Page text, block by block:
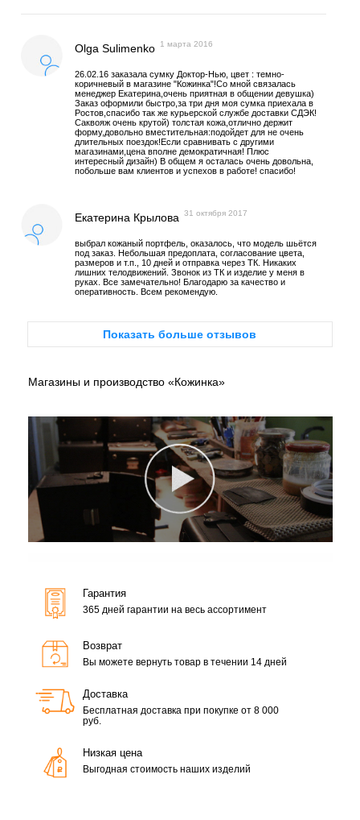
Olga Sulimenko 1 марта 2016
26.02.16 заказала сумку Доктор-Нью, цвет : темно-
коричневый в магазине "Кожинка"!Со мной связалась
менеджер Екатерина,очень приятная в общении девушка)
Заказ оформили быстро,за три дня моя сумка приехала в
Ростов,спасибо так же курьерской службе доставки СДЭК!
Саквояж очень крутой) толстая кожа,отлично держит
форму,довольно вместительная:подойдет для не очень
длительных поездок!Если сравнивать с другими
магазинами,цена вполне демократичная! Плюс
интересный дизайн) В общем я осталась очень довольна,
побольше вам клиентов и успехов в работе! спасибо!
Екатерина Крылова 31 октября 2017
выбрал кожаный портфель, оказалось, что модель шьётся
под заказ. Небольшая предоплата, согласование цвета,
размеров и т.п., 10 дней и отправка через ТК. Никаких
лишних телодвижений. Звонок из ТК и изделие у меня в
руках. Все замечательно! Благодарю за качество и
оперативность. Всем рекомендую.
Показать больше отзывов
Магазины и производство «Кожинка»
Гарантия
365 дней гарантии на весь ассортимент
Возврат
Вы можете вернуть товар в течении 14 дней
Доставка
Бесплатная доставка при покупке от 8 000
руб.
Низкая цена
Выгодная стоимость наших изделий